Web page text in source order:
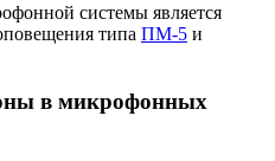
системы является
типа ПМ-5 и
в микрофонных